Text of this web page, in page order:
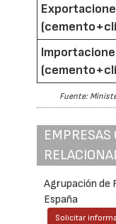
Fuente:
EMPRESAS
Agrupación de
España
Solicitar